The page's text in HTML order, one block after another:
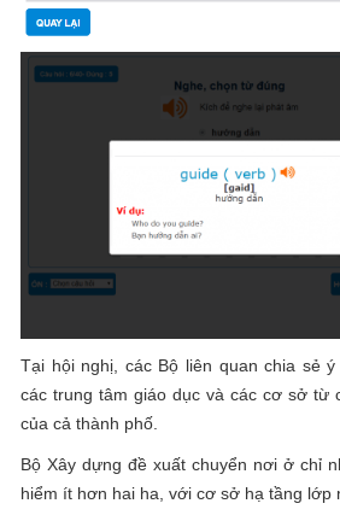
Tại hội nghị, các Bộ liên quan chia sẻ
các trung tâm giáo dục và các cơ sở từ
của cả thành phố.
Bộ Xây dựng đề xuất chuyển nơi ở chỉ
hiểm ít hơn hai ha, với cơ sở hạ tầng lớp